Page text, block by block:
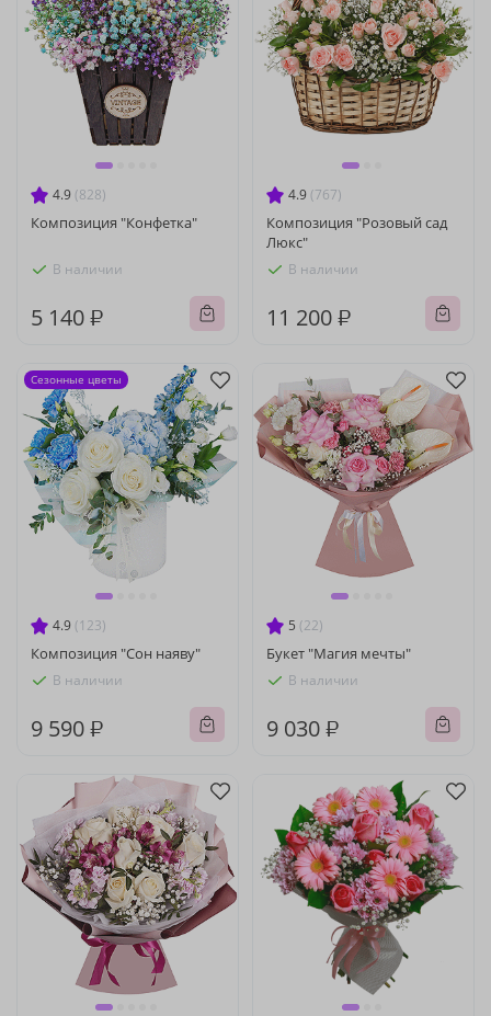
4.9 (828)
Композиция "Конфетка"
В наличии
5 140 ₽
4.9 (767)
Композиция "Розовый сад
Люкс"
В наличии
11 200 ₽
4.9 (123)
Композиция "Сон наяву"
В наличии
9 590 ₽
Сезонные цветы
5 (22)
Букет "Магия мечты"
В наличии
9 030 ₽